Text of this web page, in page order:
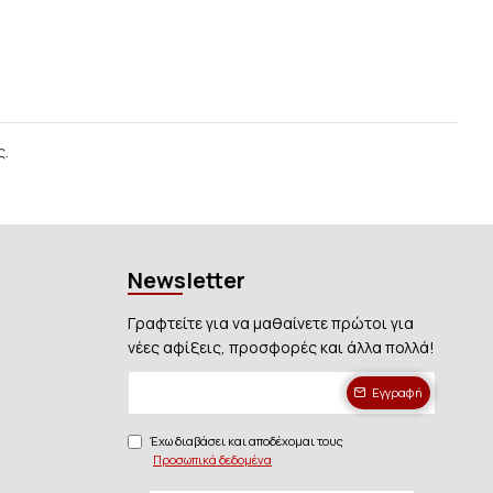
Newsletter
Γραφτείτε για να μαθαίνετε πρώτοι για
νέες αφίξεις, προσφορές και άλλα πολλά!
Εγγραφή
Έχω διαβάσει και αποδέχομαι τους
Προσωπικά δεδομένα